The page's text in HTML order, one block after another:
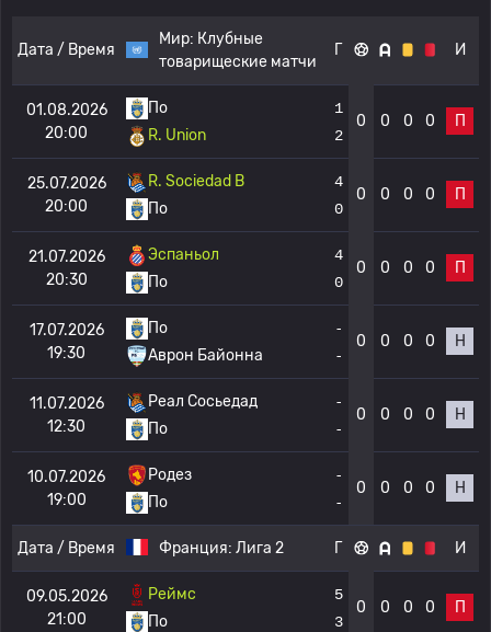
Дата / Время
Мир: Клубные
товарищеские матчи
Г И
01.08.2026
20:00
По
R. Union
1
2
0 0 0 0 П
25.07.2026
20:00
R. Sociedad B
По
4
0
0 0 0 0 П
21.07.2026
20:30
Эспаньол
По
4
0
0 0 0 0 П
17.07.2026
19:30
По
Аврон Байонна
-
-
0 0 0 0 Н
11.07.2026
12:30
Реал Сосьедад
По
-
-
0 0 0 0 Н
10.07.2026
19:00
Родез
По
-
-
0 0 0 0 Н
Дата / Время Франция: Лига 2 Г И
09.05.2026
21:00
Реймс
По
5
3
0 0 0 0 П